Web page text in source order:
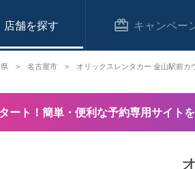
店舗 キャンペー
ート！簡単・便利な予約専用サイト
名古屋市 オリックスレンタカー 金山駅前カ